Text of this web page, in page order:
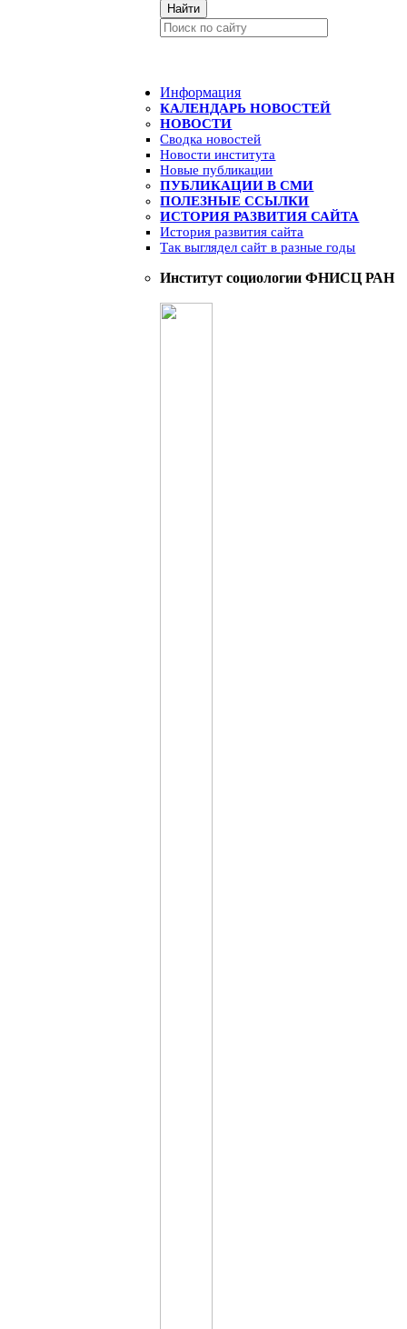
Найти
Информация
КАЛЕНДАРЬ НОВОСТЕЙ
НОВОСТИ
Сводка новостей
Новости института
Новые публикации
ПУБЛИКАЦИИ В СМИ
ПОЛЕЗНЫЕ ССЫЛКИ
ИСТОРИЯ РАЗВИТИЯ САЙТА
История развития сайта
Так выглядел сайт в разные годы
Институт социологии ФНИСЦ РАН